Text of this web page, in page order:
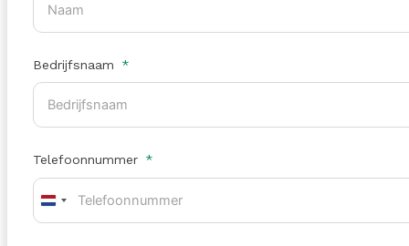
Bedrijfsnaam
Telefoonnummer
Netherlands
+31